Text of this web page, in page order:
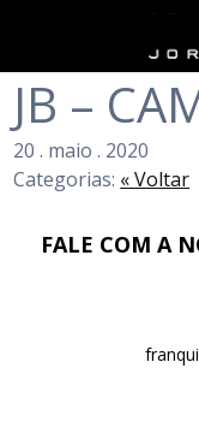
JB –
20 . maio . 2020
Categorias: « Voltar
FALE COM A